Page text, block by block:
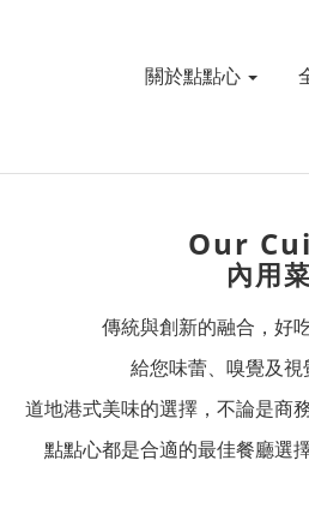
關於點點心
Our
內用
傳統與創新的融合，好
給您味蕾、嗅覺及視
道地港式美味的選擇，不論是商
點點心都是合適的最佳餐廳選